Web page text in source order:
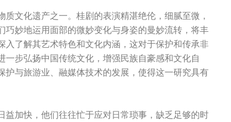
文化遗产之一。桂剧的表演精湛绝伦，细腻至微，
巧妙地运用面部的微妙变化与身姿的曼妙流转，将丰
入了解其艺术特色和文化内涵，这对于保护和传承非
步弘扬中国传统文化，增强民族自豪感和文化自
护与旅游业、融媒体技术的发展，使得这一研究具有
益加快，他们往往忙于应对日常琐事，缺乏足够的时